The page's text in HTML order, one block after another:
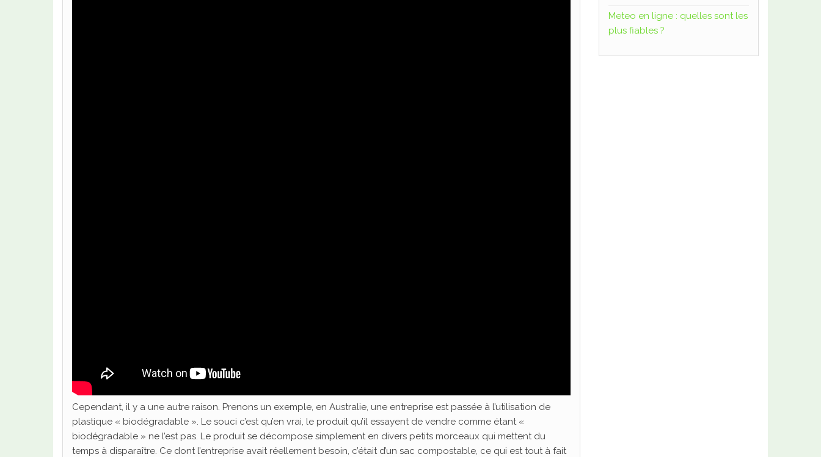
Cependant, il y a une autre raison. Prenons un exemple, en Australie, une entreprise est passée à l’utilisation de
plastique « biodégradable ». Le souci c’est qu’en vrai, le produit qu’il essayent de vendre comme étant «
biodégradable » ne l’est pas. Le produit se décompose simplement en divers petits morceaux qui mettent du
temps à disparaître. Ce dont l’entreprise avait réellement besoin, c’était d’un sac compostable, ce qui est tout à fait
Meteo en ligne : quelles sont les
plus fiables ?